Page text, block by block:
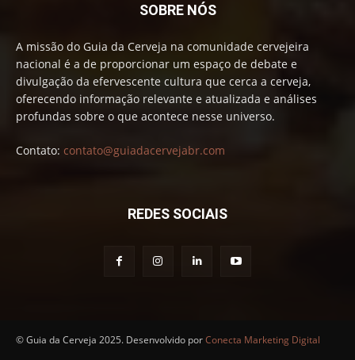
SOBRE NÓS
A missão do Guia da Cerveja na comunidade cervejeira
nacional é a de proporcionar um espaço de debate e
divulgação da efervescente cultura que cerca a cerveja,
oferecendo informação relevante e atualizada e análises
profundas sobre o que acontece nesse universo.
Contato: contato@guiadacervejabr.com
REDES SOCIAIS
© Guia da Cerveja 2025. Desenvolvido porConecta Marketing Digital